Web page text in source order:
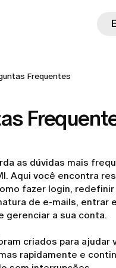
Frequentes
as dúvidas mais
Aqui você encontra
fazer login, redefinir
de e-mails, entrar
gerenciar a sua conta.
criados para ajudar
rapidamente e